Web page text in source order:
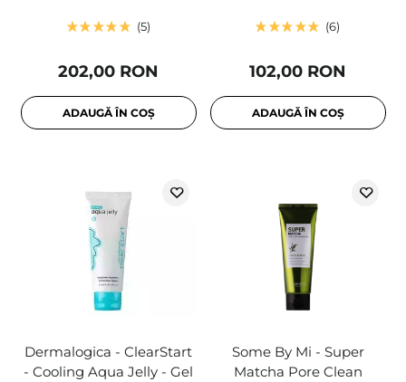
5
202,00 RON
ADAUGĂ ÎN COȘ
6
102,00 RON
ADAUGĂ ÎN COȘ
Dermalogica - ClearStart
- Cooling Aqua Jelly - Gel
Some By Mi - Super
Matcha Pore Clean